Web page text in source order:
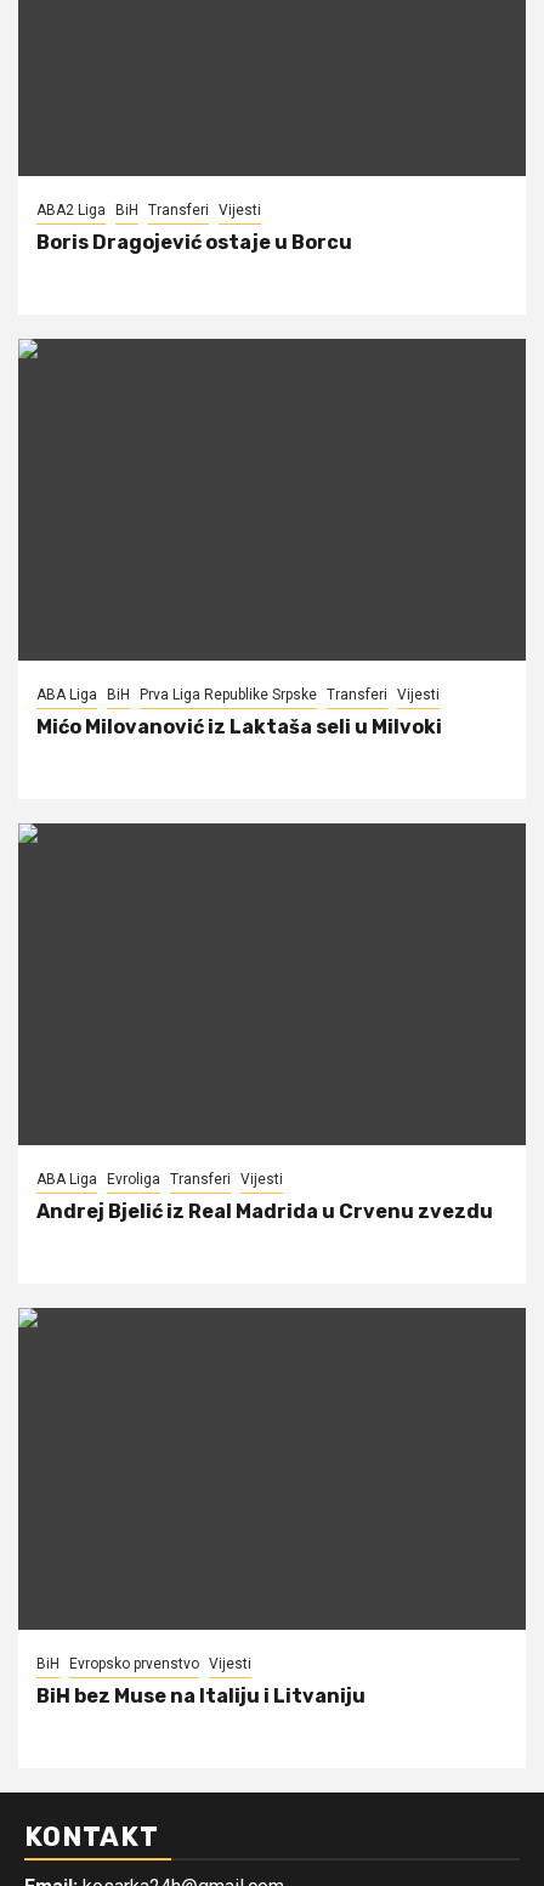
ABA2 Liga BiH Transferi Vijesti
Boris Dragojević ostaje u Borcu
ABA Liga BiH Prva Liga Republike Srpske Transferi Vijesti
Mićo Milovanović iz Laktaša seli u Milvoki
ABA Liga Evroliga Transferi Vijesti
Andrej Bjelić iz Real Madrida u Crvenu zvezdu
BiH Evropsko prvenstvo Vijesti
BiH bez Muse na Italiju i Litvaniju
KONTAKT